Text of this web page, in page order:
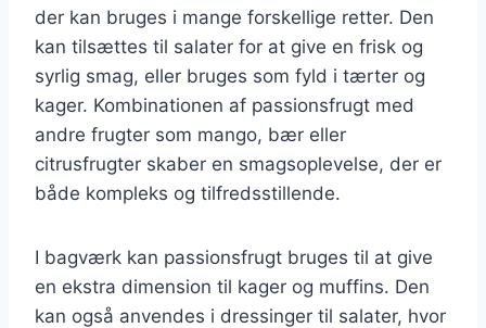
der kan bruges i mange forskellige retter. Den
kan tilsættes til salater for at give en frisk og
syrlig smag, eller bruges som fyld i tærter og
kager. Kombinationen af passionsfrugt med
andre frugter som mango, bær eller
citrusfrugter skaber en smagsoplevelse, der er
både kompleks og tilfredsstillende.
I bagværk kan passionsfrugt bruges til at give
en ekstra dimension til kager og muffins. Den
kan også anvendes i dressinger til salater, hvor